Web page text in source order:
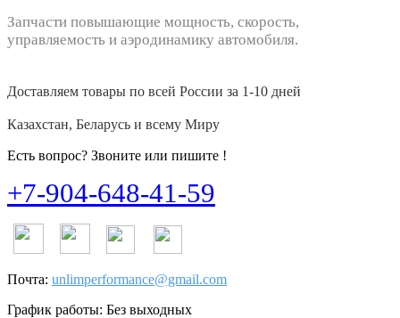
Запчасти повышающие мощность, скорость,
управляемость и аэродинамику автомобиля.
Доставляем товары по всей России за 1-10 дней
Казахстан, Беларусь и всему Миру
Есть вопрос? Звоните или пишите !
+7-904-648-41-59
Почта: unlimperformance@gmail.com
График работы: Без выходных